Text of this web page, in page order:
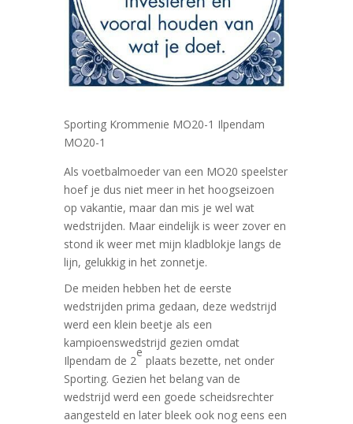
Sporting Krommenie MO20-1 Ilpendam
MO20-1
Als voetbalmoeder van een MO20 speelster
hoef je dus niet meer in het hoogseizoen
op vakantie, maar dan mis je wel wat
wedstrijden. Maar eindelijk is weer zover en
stond ik weer met mijn kladblokje langs de
lijn, gelukkig in het zonnetje.
De meiden hebben het de eerste
wedstrijden prima gedaan, deze wedstrijd
werd een klein beetje als een
kampioenswedstrijd gezien omdat
Ilpendam de 2
e
plaats bezette, net onder
Sporting. Gezien het belang van de
wedstrijd werd een goede scheidsrechter
aangesteld en later bleek ook nog eens een